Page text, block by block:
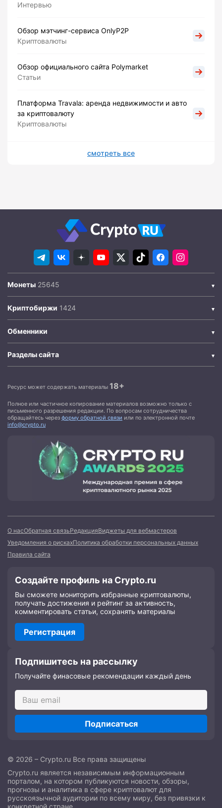
Интервью
Обзор мэтчинг-сервиса OnlyP2P
Криптовалюты
Обзор официального сайта Polymarket
Статьи
Платформа Travala: аренда недвижимости и авто
за криптовалюту
Криптовалюты
смотреть все
Монеты
Криптобиржи
Обменники
Разделы сайта
Ресурс может содержать материалы 18+
Полное или частичное копирование материалов возможно только с
письменного разрешения редакции. По вопросам сотрудничества
обращайтесь через форму обратной связи или по электронной почте
info@crypto.ru
О насОбратная связьРедакцияВиджеты для вебмастеров
Уведомления о рискахПолитика обработки персональных данных
Правила сайта
Создайте профиль на Crypto.ru
Вы сможете мониторить избранные криптовалюты,
получать достижения и рейтинг за активность,
комментировать статьи, сохранять материалы
Регистрация
Подпишитесь на рассылку
Получайте финасовые рекомендации каждый день
Подписаться
© 2026 – Crypto.ru Все права защищены
Crypto.ru является независимым информационным
порталом, на котором публикуются новости, обзоры,
прогнозы и аналитика в сфере криптовалют для
русскоязычной аудитории по всему миру, без привязки к